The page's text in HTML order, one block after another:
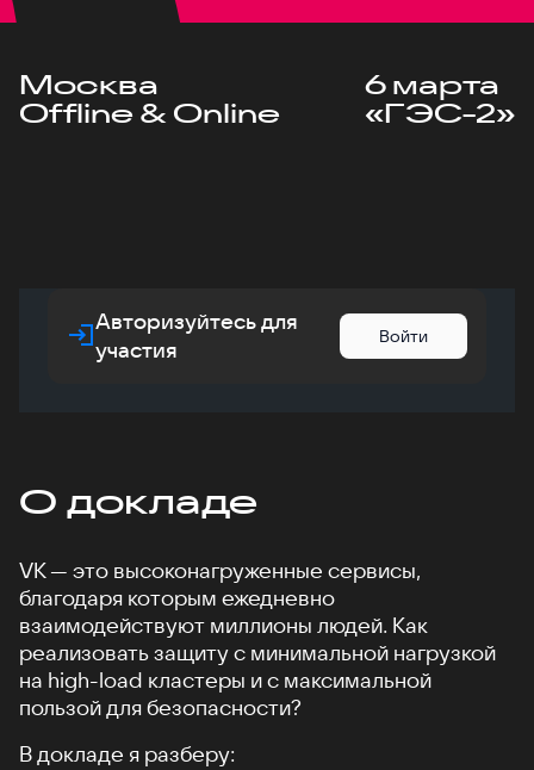
Москва
Offline & Online
6 марта
«ГЭС-2»
Авторизуйтесь для
участия
Войти
О докладе
VK — это высоконагруженные сервисы,
благодаря которым ежедневно
взаимодействуют миллионы людей. Как
реализовать защиту с минимальной нагрузкой
на high-load кластеры и с максимальной
пользой для безопасности?
В докладе я разберу: